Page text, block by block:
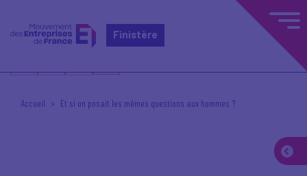
Finistère
Accueil Et si on posait les mêmes questions aux hommes ?